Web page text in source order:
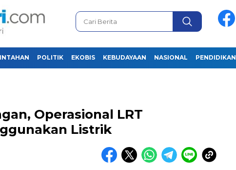
POLITIK EKOBIS KEBUDAYAAN NASIONAL PENDIDIKAN
Operasional LRT
Listrik